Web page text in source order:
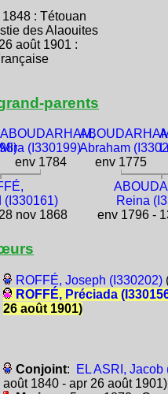
1848 : Tétouan
des Alaouites
août 1901 :
parents
ABOUDARHAM,
Mira (I330199)
env 1784
Abraham
env 1775
(I330161)
nov 1868
Reina
env 1796 -
ROFFÉ, Joseph (I330202)
ROFFÉ, Préciada
26 août 1901)
Conjoint: EL ASRI, Jacob
août 1840 - apr 26 août 1901)